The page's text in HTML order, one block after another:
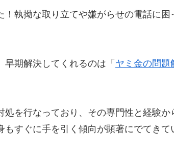
！執拗な取り立てや嫌がらせの電話に
期解決してくれるのは「 ヤミ金の問題
処を行なっており、その専門性と経験
すぐに手を引く傾向が顕著にでてきて